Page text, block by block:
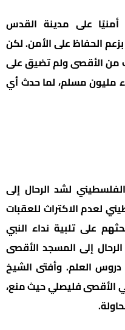
على مدينة القدس
الحفاظ على الأمن. لكن
من الأقصى ولم تضيق على
مليون مسلم، لما حدث أي
لشد الرحال إلى
لعدم الاكتراث للعقبات
على تلبية نداء النبي
إلى المسجد الأقصى
العلم. وأفتى الشيخ
الأقصى فليصلي حيث منع،